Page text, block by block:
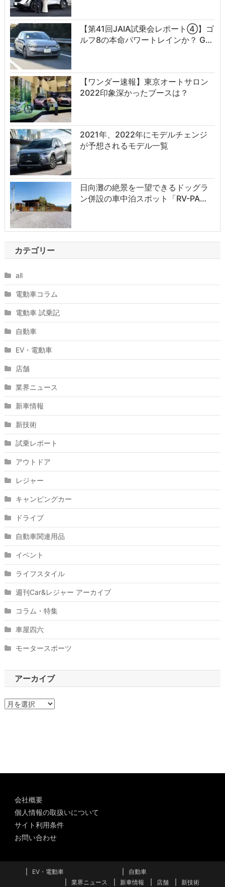
【第41回JAIA試乗会レポート④】ゴ
ルフ8の本命パワートレインか？ G…
【ワンダー速報】東京オートサロン
2022印象深かったブースは？
2021年、2022年にモデルチェンジ
が予想されるモデル一覧
日向灘の絶景を一望できるドッグラ
ン併設の車中泊スポット「RV-PA…
カテゴリー
all
電動車コラム
電動車 試乗記
自動車
EV・電動車
店舗
業界ニュース
新車情報
新技術
試乗レポート
アウトドア
レジャー
キャンピングカー
ドライブ
自動車関連用品
イベント
ライフスタイル
週刊Car&レジャー アーカイブ
コラム・特集
車屋四六
モータースポーツ
アーカイブ
ア
会社概要
個人情報の取扱いについて
サイト利用条件
お問い合わせ
EV・電動車
自動車
業界ニュース
新車情報 店舗 新技術